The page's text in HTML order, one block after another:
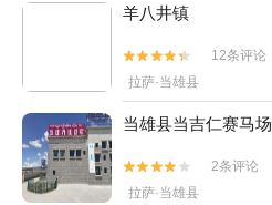
羊八井镇


12条评论
拉萨·当雄县
当雄县当吉仁赛马场


2条评论
拉萨·当雄县